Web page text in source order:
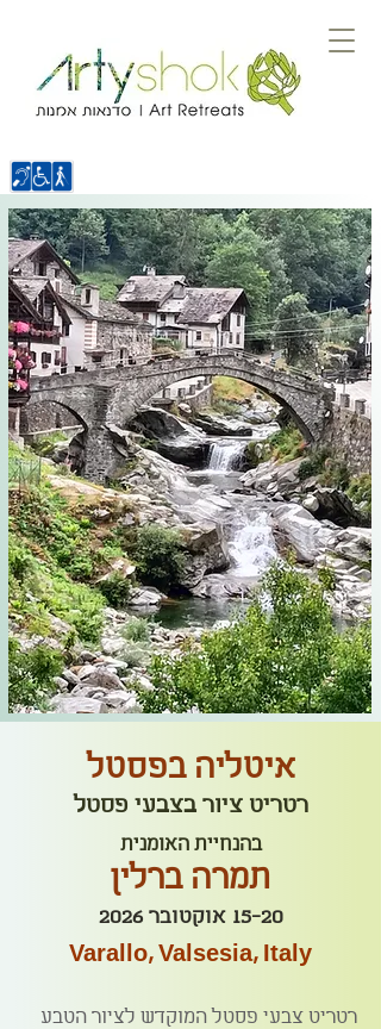
איטליה בפסטל
רטריט ציור בצבעי פסטל
בהנחיית האומנית
תמרה ברלין
15-20 אוקטובר 2026
Varallo, Valsesia, Italy
רטריט צבעי פסטל המוקדש לציור הטבע